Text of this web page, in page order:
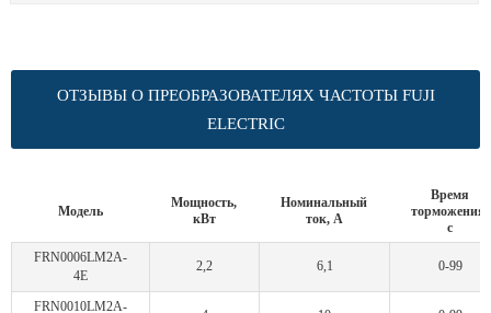
ОТЗЫВЫ О ПРЕОБРАЗОВАТЕЛЯХ ЧАСТОТЫ FUJI
ELECTRIC
Модель
Мощность,
кВт
Номинальный
ток, А
Время
торможения,
с
FRN0006LM2A-
4E
2,2 6,1 0-99
FRN0010LM2A-